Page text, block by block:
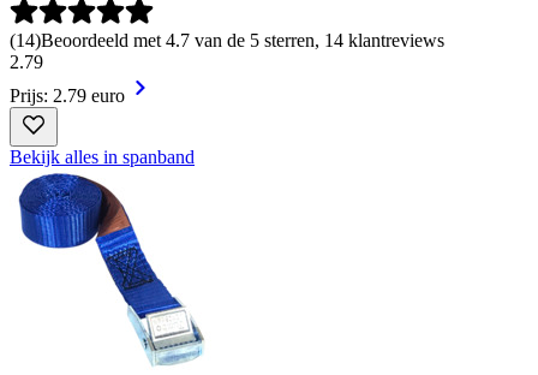
(14)Beoordeeld met 4.7 van de 5 sterren, 14 klantreviews
2.79
Prijs: 2.79 euro
Bekijk alles in spanband